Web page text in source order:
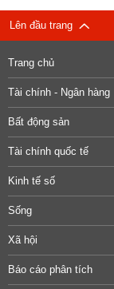
Lên đầu trang
Trang chủ
Tài chính - Ngân hàng
Bất động sản
Tài chính quốc tế
Kinh tế số
Sống
Xã hội
Báo cáo phân tích